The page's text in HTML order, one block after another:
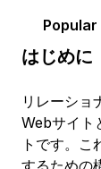
はじめに
リレーショ
Webサイト
トです。こ